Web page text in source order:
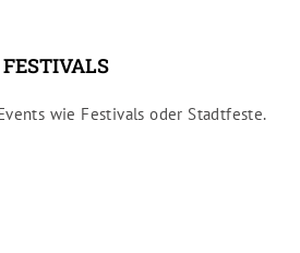
FESTIVALS
wie Festivals oder Stadtfeste.